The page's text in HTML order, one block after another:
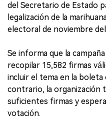
del Secretario de Estado
legalización de la
electoral de noviembre
Se informa que la
recopilar 15,582 firmas
incluir el tema en la boleta
contrario, la organización
suficientes firmas y
votación.